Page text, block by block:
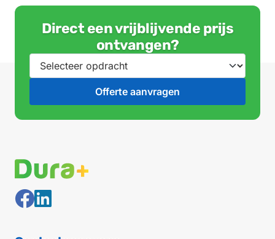
Direct een vrijblijvende prijs
ontvangen?